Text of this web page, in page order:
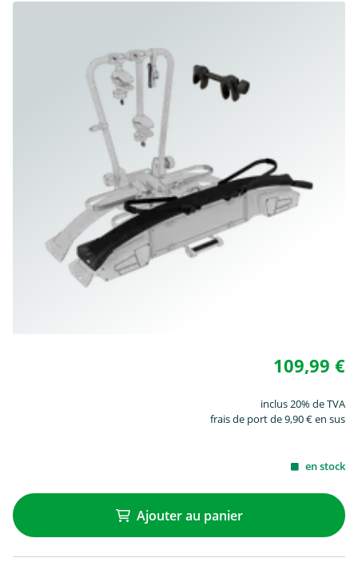
109,99 €
inclus 20% de TVA
frais de port de 9,90 € en sus
en stock
Ajouter au panier